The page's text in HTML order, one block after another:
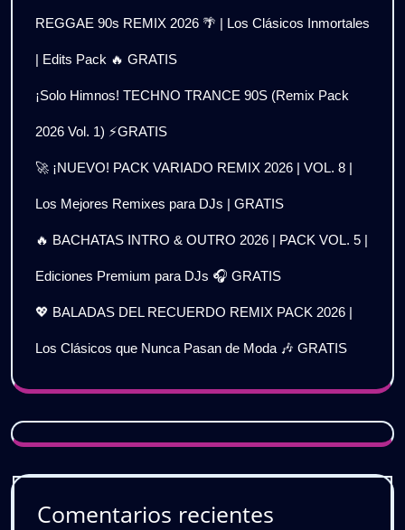
REGGAE 90s REMIX 2026 🌴 | Los Clásicos Inmortales
| Edits Pack 🔥 GRATIS
¡Solo Himnos! TECHNO TRANCE 90S (Remix Pack
2026 Vol. 1) ⚡GRATIS
🚀 ¡NUEVO! PACK VARIADO REMIX 2026 | VOL. 8 |
Los Mejores Remixes para DJs | GRATIS
🔥 BACHATAS INTRO & OUTRO 2026 | PACK VOL. 5 |
Ediciones Premium para DJs 🎧 GRATIS
💖 BALADAS DEL RECUERDO REMIX PACK 2026 |
Los Clásicos que Nunca Pasan de Moda 🎶 GRATIS
Comentarios recientes